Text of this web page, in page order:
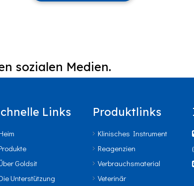
sozialen Medien.
Links
Goldsit
Unterstützung
Produktlinks
Klinisches Instrument
Reagenzien
Verbrauchsmaterial
Veterinär